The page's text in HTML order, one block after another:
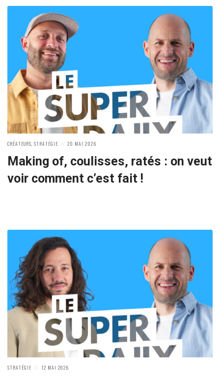
POSTED
CRÉATEURS, STRATÉGIE
POSTED
20 MAI 2026
Making of, coulisses, ratés : on veut
voir comment c’est fait !
POSTED
STRATÉGIE
POSTED
12 MAI 2026